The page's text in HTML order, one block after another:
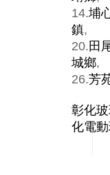
14.埔
鎮,
20. 田
城鄉,
26.芳
彰化
化電